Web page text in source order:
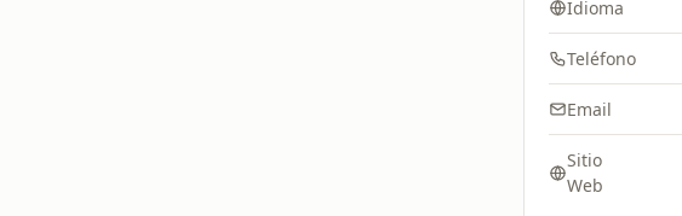
Idioma
Teléfono
Email
Sitio
Web